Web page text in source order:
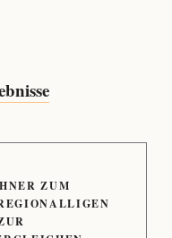
ZUM